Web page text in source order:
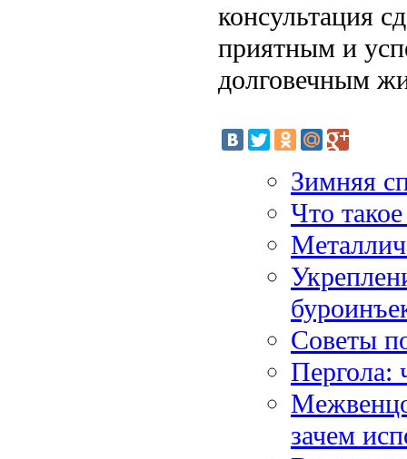
консультация
приятным и
долговечным
Зимняя
Что
Советы
Пергола:
зачем